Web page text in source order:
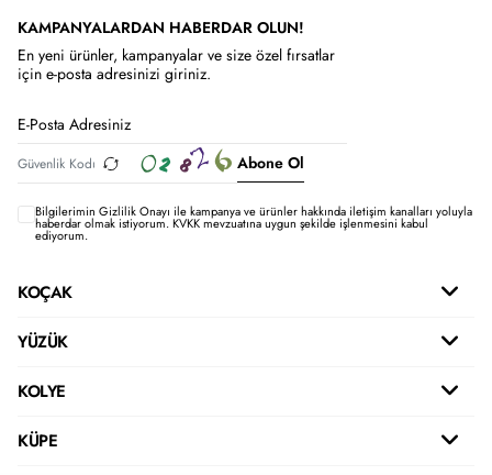
KAMPANYALARDAN HABERDAR OLUN!
En yeni ürünler, kampanyalar ve size özel fırsatlar
için e-posta adresinizi giriniz.
Abone Ol
Bilgilerimin Gizlilik Onayı ile kampanya ve ürünler hakkında iletişim kanalları yoluyla
haberdar olmak istiyorum.KVKK mevzuatına uygun şekilde işlenmesini kabul
ediyorum.
KOÇAK
YÜZÜK
KOLYE
KÜPE